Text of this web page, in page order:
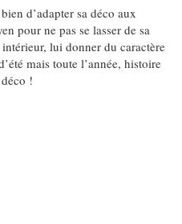
d’adapter sa déco aux
pour ne pas se lasser de sa
lui donner du caractère
mais toute l’année, histoire
!